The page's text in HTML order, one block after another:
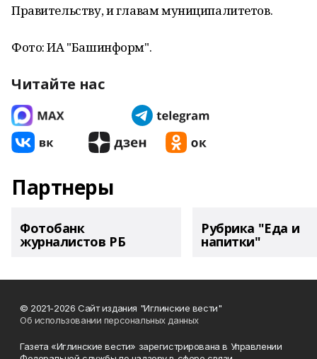
Правительству, и главам муниципалитетов.
Фото: ИА "Башинформ".
Читайте нас
Партнеры
Фотобанк
журналистов РБ
Рубрика "Еда и
напитки"
© 2021-2026 Сайт издания "Иглинские вести"
Об использовании персональных данных
Газета «Иглинские вести» зарегистрирована в Управлении